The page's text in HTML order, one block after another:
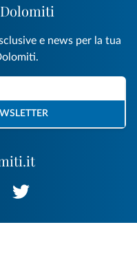
e news per la tua